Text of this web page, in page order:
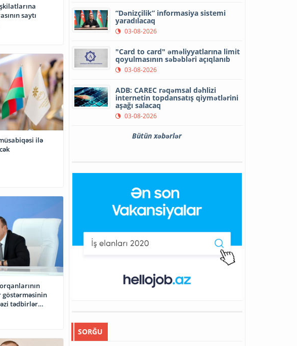
saytı
ilə
tədbirlər
“Dənizçilik” informasiya sistemi
yaradılacaq
03-08-2026
"Card to card" əməliyyatlarına limit
qoyulmasının səbəbləri açıqlanıb
03-08-2026
ADB: CAREC rəqəmsal dəhlizi
internetin topdansatış qiymətlərini
aşağı salacaq
03-08-2026
Bütün xəbərlər
SORĞU